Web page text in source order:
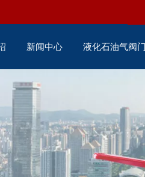
新闻中心 液化石油气阀门